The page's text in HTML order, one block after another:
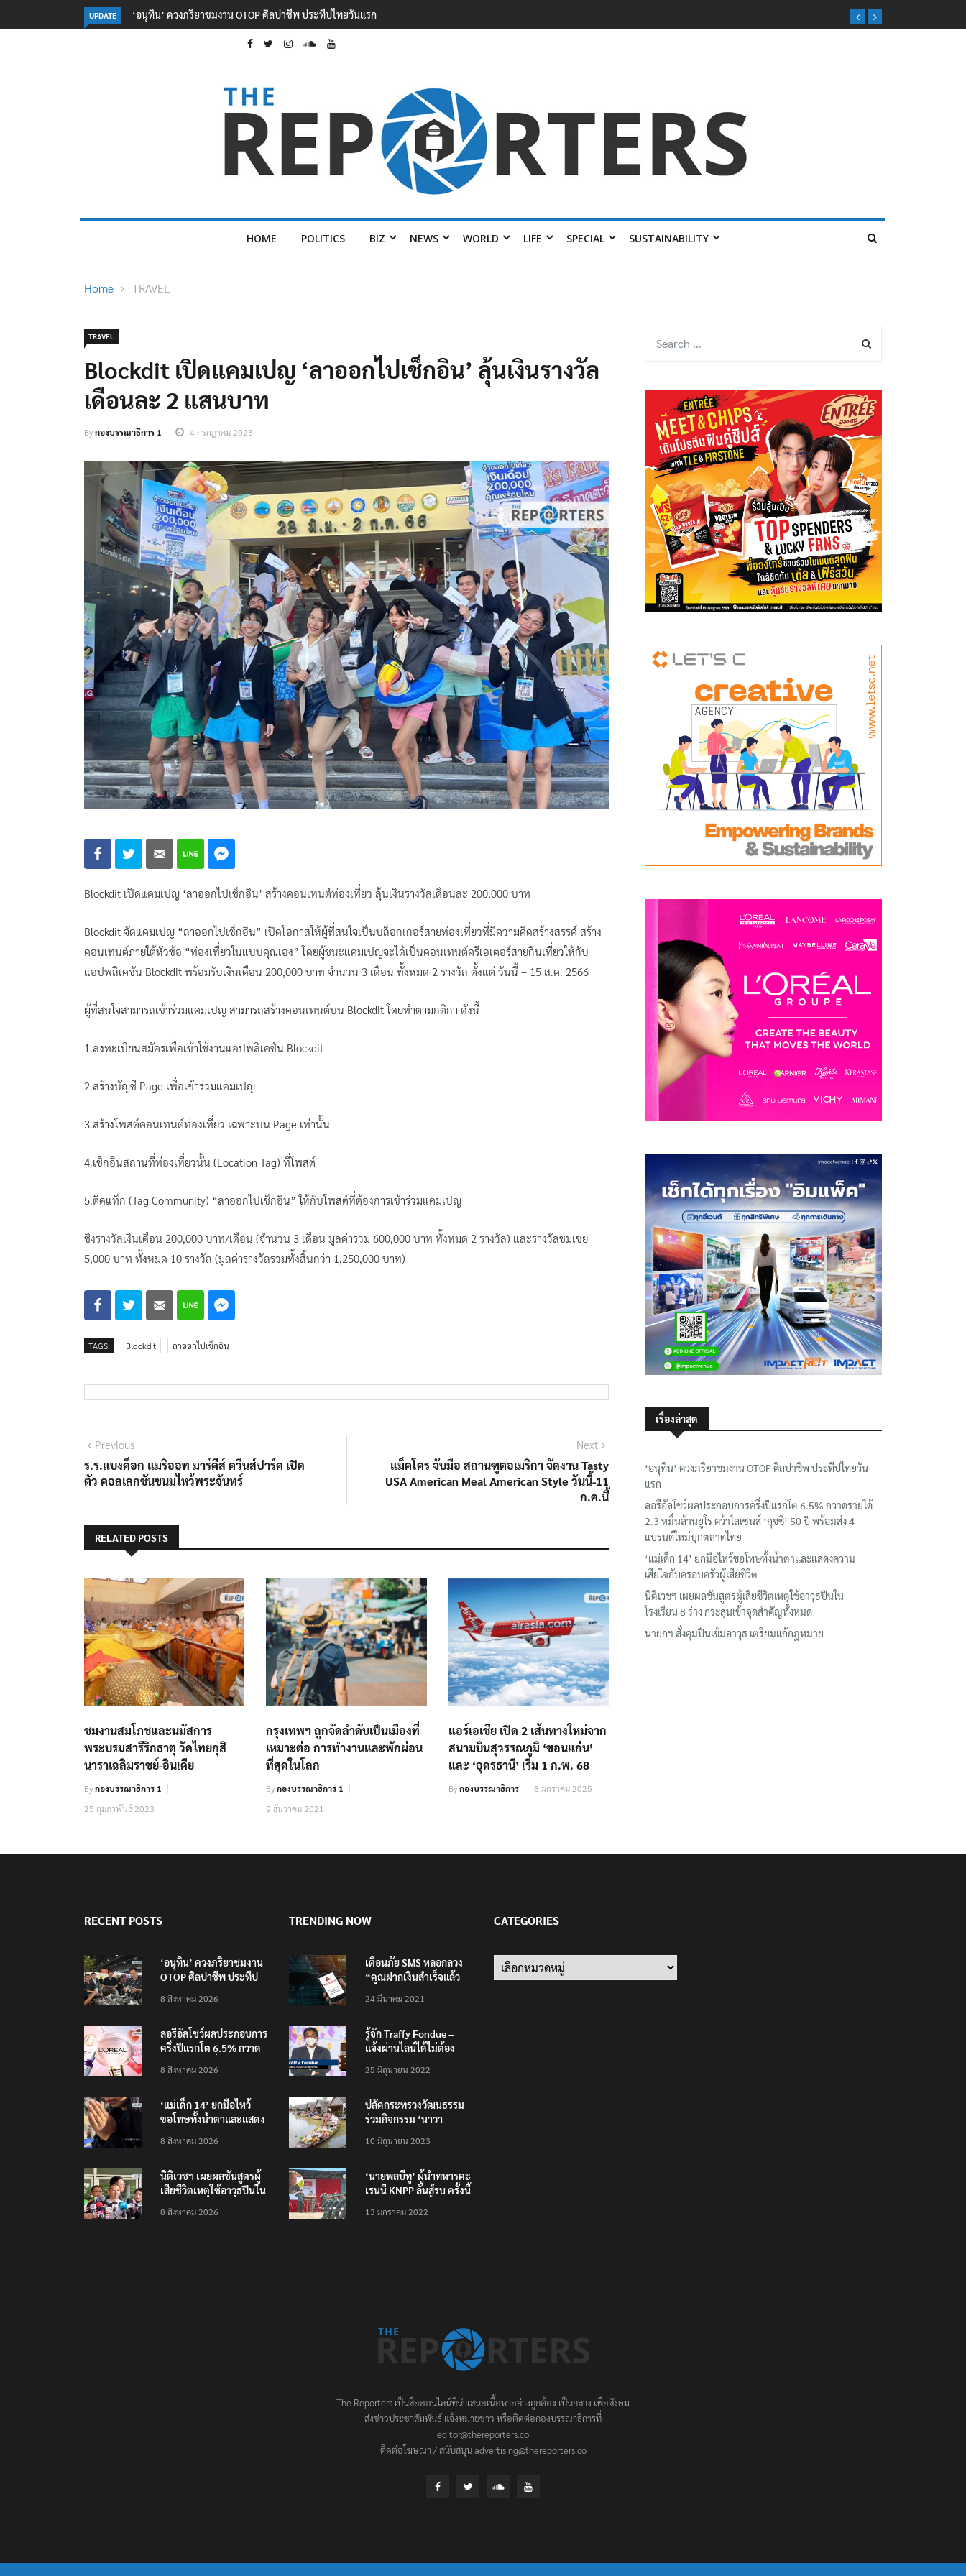
UPDATE
ศิลปาชีพ ประทีปไทยวันแรก ลอรีอัลโชว์ผลประกอบการครึ่งปีแรกโต 6.5% กวาดรายได้
2.3 หมื่นล้านยูโร คว้าไลเซนส์ ‘กุชชี่’ 50 ปี พร้อมส่ง 4 แบรนด์
HOME POLITICS BIZ NEWS WORLD LIFE SPECIAL SUSTAINABILITY
Home TRAVEL
TRAVEL
Blockdit เปิดแคมเปญ ‘ลาออกไปเช็กอิน’ ลุ้นเงินรางวัล
เดือนละ 2 แสนบาท
Byกองบรรณาธิการ 1 4 กรกฎาคม 2023
Blockdit เปิดแคมเปญ ‘ลาออกไปเช็กอิน’ สร้างคอนเทนต์ท่องเที่ยว ลุ้นเงินรางวัลเดือนละ 200,000 บาท
Blockdit จัดแคมเปญ “ลาออกไปเช็กอิน” เปิดโอกาสให้ผู้ที่สนใจเป็นบล็อกเกอร์สายท่องเที่ยวที่มีความคิดสร้างสรรค์ สร้าง
คอนเทนต์ภายใต้หัวข้อ “ท่องเที่ยวในแบบคุณเอง” โดยผู้ชนะแคมเปญจะได้เป็นคอนเทนต์ครีเอเตอร์สายกินเที่ยวให้กับ
แอปพลิเคชัน Blockdit พร้อมรับเงินเดือน 200,000 บาท จำนวน 3 เดือน ทั้งหมด 2 รางวัล ตั้งแต่ วันนี้ – 15 ส.ค. 2566
ผู้ที่สนใจสามารถเข้าร่วมแคมเปญ สามารถสร้างคอนเทนต์บน Blockdit โดยทำตามกติกา ดังนี้
1.ลงทะเบียนสมัครเพื่อเข้าใช้งานแอปพลิเคชัน Blockdit
2.สร้างบัญชี Page เพื่อเข้าร่วมแคมเปญ
3.สร้างโพสต์คอนเทนต์ท่องเที่ยว เฉพาะบน Page เท่านั้น
4.เช็กอินสถานที่ท่องเที่ยวนั้น (Location Tag) ที่โพสต์
5.ติดแท็ก (Tag Community) “ลาออกไปเช็กอิน” ให้กับโพสต์ที่ต้องการเข้าร่วมแคมเปญ
ชิงรางวัลเงินเดือน 200,000 บาท/เดือน (จำนวน 3 เดือน มูลค่ารวม 600,000 บาท ทั้งหมด 2 รางวัล) และรางวัลชมเชย
5,000 บาท ทั้งหมด 10 รางวัล (มูลค่ารางวัลรวมทั้งสิ้นกว่า 1,250,000 บาท)
TAGS: Blockdit ลาออกไปเช็กอิน
แนะแนว
เรื่อง
PreviousPrevious
post:
ร.ร.แบงค็อก แมริออท มาร์คีส์ ควีนส์ปาร์ค เปิด
ตัว คอลเลกชันขนมไหว้พระจันทร์
Next
post:
แม็คโคร จับมือ สถานฑูตอเมริกา จัดงาน Tasty
USA American Meal American Style วันนี้-11
ก.ค.นี้
RELATED POSTS
ชมงานสมโภชและนมัสการ
พระบรมสารีริกธาตุ วัดไทยกุสิ
นาราเฉลิมราชย์-อินเดีย
Byกองบรรณาธิการ 1
25 กุมภาพันธ์ 2023
กรุงเทพฯ ถูกจัดลำดับเป็นเมืองที่
เหมาะต่อ การทำงานและพักผ่อน
ที่สุดในโลก
Byกองบรรณาธิการ 1
9 ธันวาคม 2021
แอร์เอเชีย เปิด 2 เส้นทางใหม่จาก
สนามบินสุวรรณภูมิ ‘ขอนแก่น’
และ ‘อุดรธานี’ เริ่ม 1 ก.พ. 68
Byกองบรรณาธิการ 8 มกราคม 2025
เรื่องล่าสุด
‘อนุทิน’ ควงภริยาชมงาน OTOP ศิลปาชีพ ประทีปไทยวัน
แรก
ลอรีอัลโชว์ผลประกอบการครึ่งปีแรกโต 6.5% กวาดรายได้
2.3 หมื่นล้านยูโร คว้าไลเซนส์ ‘กุชชี่’ 50 ปี พร้อมส่ง 4
แบรนด์ใหม่บุกตลาดไทย
‘แม่เด็ก 14’ ยกมือไหว้ขอโทษทั้งน้ำตาและแสดงความ
เสียใจกับครอบครัวผู้เสียชีวิต
นิติเวชฯ เผยผลชันสูตรผู้เสียชีวิตเหตุใช้อาวุธปืนใน
โรงเรียน 8 ร่าง กระสุนเข้าจุดสำคัญทั้งหมด
นายกฯ สั่งคุมปืนเข้มอาวุธ เตรียมแก้กฎหมาย
RECENT POSTS
‘อนุทิน’ ควงภริยาชมงาน
OTOP ศิลปาชีพ ประทีป
8 สิงหาคม 2026
ลอรีอัลโชว์ผลประกอบการ
ครึ่งปีแรกโต 6.5% กวาด
คว้าไลเซนส์ ‘กุชชี่’ 50 ปี
ตลาดไทย
8 สิงหาคม 2026
‘แม่เด็ก 14’ ยกมือไหว้
ขอโทษทั้งน้ำตาและแสดง
เสียชีวิต
8 สิงหาคม 2026
นิติเวชฯ เผยผลชันสูตรผู้
เสียชีวิตเหตุใช้อาวุธปืนใน
จุดสำคัญทั้งหมด
8 สิงหาคม 2026
TRENDING NOW
เตือนภัย SMS หลอกลวง
“คุณฝากเงินสำเร็จแล้ว
200,000 บาท”
24 มีนาคม 2021
รู้จัก Traffy Fondue –
แจ้งผ่านไลน์ได้ไม่ต้อง
ทั่วไทย ไม่ใช่แค่ในกรุง
25 มิถุนายน 2022
ปลัดกระทรวงวัฒนธรรม
ร่วมกิจกรรม ‘นาวา
ตักบาตรทางน้ำ
10 มิถุนายน 2023
‘นายพลบีทู’ ผู้นำทหารคะ
เรนนี KNPP ลั่นสู้รบ ครั้งนี้
ประชาชนต้องชนะ
13 มกราคม 2022
CATEGORIES
Categories
The Reporters เป็นสื่อออนไลน์ที่นำเสนอเนื้อหาอย่างถูกต้อง เป็นกลาง เพื่อสังคม
ส่งข่าวประชาสัมพันธ์ แจ้งหมายข่าว หรือติดต่อกองบรรณาธิการที่
editor@thereporters.co
ติดต่อโฆษณา / สนับสนุน advertising@thereporters.co